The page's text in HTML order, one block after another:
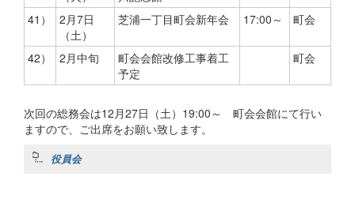
41）
2月7日
（土）
芝浦一丁目町会新年会 17:00～ 町会
42） 2月中旬
町会会館改修工事着工
予定
町会
次回の総務会は12月27日（土）19:00～ 町会会館にて行い
ますので、ご出席をお願い致します。
役員会